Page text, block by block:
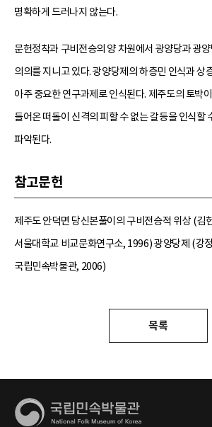
명확하게 드러나지 않는다.
문헌정착과 구비전승의 양 차원에서 광양당과 광
의의를 지니고 있다. 광양당제의 하층민 인식과 상
아주 중요한 연구과제로 인식된다. 제주도의 토박
들어온 떠돌이 신격의 피할 수 없는 갈등을 인식할
파악된다.
참고문헌
제주도 안덕면 당신본풀이의 구비전승적 위상 (김
서울대학교 비교문화연구소, 1996) 광양당제 (강
국립민속박물관, 2006)
목록